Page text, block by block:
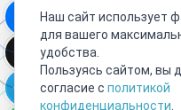
Договор-оферта
Отзывы покупателей
Обратная связь
Max
Наш сайт использует
для вашего
удобства.
Пользуясь сайтом, вы
согласие с политикой
конфиденциальности